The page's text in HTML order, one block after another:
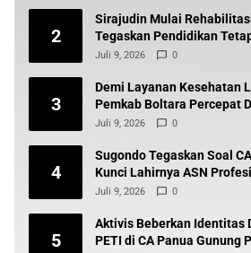
2
Sirajudin Mulai
Tegaskan Pendidikan
Juli 9, 2026 0
3
Demi Layanan Kesehatan
Pemkab Boltara Percepat
BLUD
Juli 9, 2026 0
4
Sugondo Tegaskan Soal
Kunci Lahirnya ASN
Berintegritas
Juli 9, 2026 0
5
Aktivis Beberkan Identitas
PETI di CA Panua Gunung